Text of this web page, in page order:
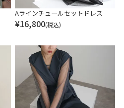
Aラインチュールセットドレス
¥16,800(税込)